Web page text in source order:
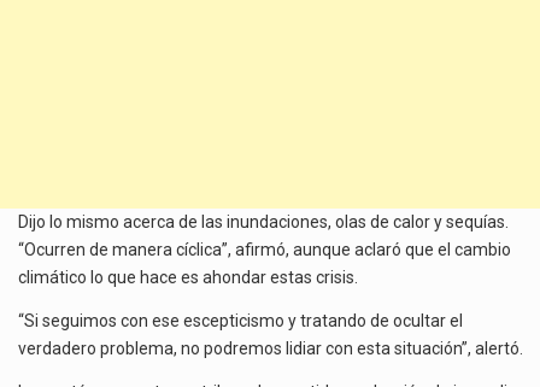
Dijo lo mismo acerca de las inundaciones, olas de calor y sequías.
“Ocurren de manera cíclica”, afirmó, aunque aclaró que el cambio
climático lo que hace es ahondar estas crisis.
“Si seguimos con ese escepticismo y tratando de ocultar el
verdadero problema, no podremos lidiar con esta situación”, alertó.